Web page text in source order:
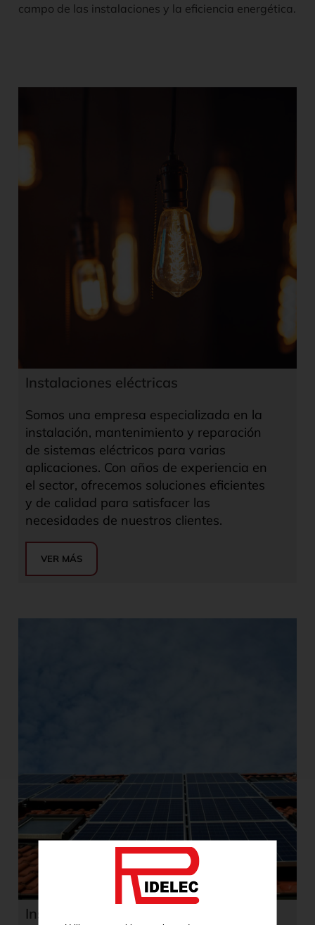
campo de las instalaciones y la eficiencia energética.
Instalaciones eléctricas
Somos una empresa especializada en la
instalación, mantenimiento y reparación
de sistemas eléctricos para varias
aplicaciones. Con años de experiencia en
el sector, ofrecemos soluciones eficientes
y de calidad para satisfacer las
necesidades de nuestros clientes.
VER MÁS
Instalaciones Solares